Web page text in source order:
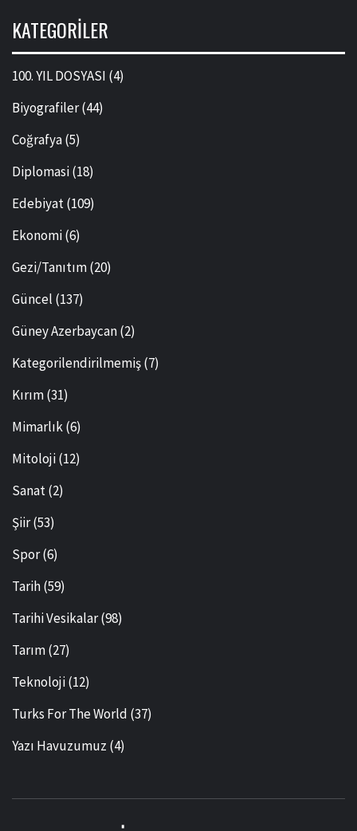
KATEGORILER
100. YIL DOSYASI (4)
Biyografiler(44)
Coğrafya(5)
Diplomasi(18)
Edebiyat(109)
Ekonomi(6)
Gezi/Tanıtım(20)
Güncel (137)
Güney Azerbaycan(2)
Kategorilendirilmemiş(7)
Kırım(31)
Mimarlık(6)
Mitoloji(12)
Sanat(2)
Şiir(53)
Spor(6)
Tarih(59)
Tarihi Vesikalar(98)
Tarım(27)
Teknoloji(12)
Turks For The World (37)
Yazı Havuzumuz (4)